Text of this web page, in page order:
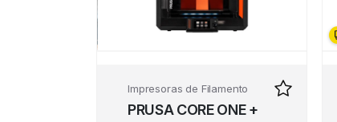
Impresoras de Filamento
PRUSA CORE ONE +